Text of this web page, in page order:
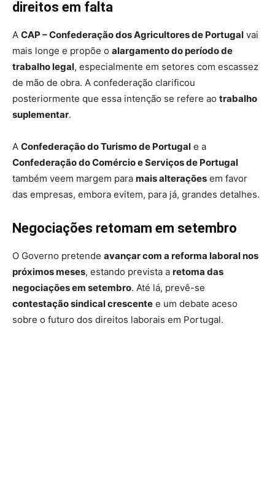
direitos em falta
A CAP – Confederação dos Agricultores de Portugal vai
mais longe e propõe o alargamento do período de
trabalho legal, especialmente em setores com escassez
de mão de obra. A confederação clarificou
posteriormente que essa intenção se refere ao trabalho
suplementar.
A Confederação do Turismo de Portugal e a
Confederação do Comércio e Serviços de Portugal
também veem margem para mais alterações em favor
das empresas, embora evitem, para já, grandes detalhes.
Negociações retomam em setembro
O Governo pretende avançar com a reforma laboral nos
próximos meses, estando prevista a retoma das
negociações em setembro. Até lá, prevê-se
contestação sindical crescente e um debate aceso
sobre o futuro dos direitos laborais em Portugal.